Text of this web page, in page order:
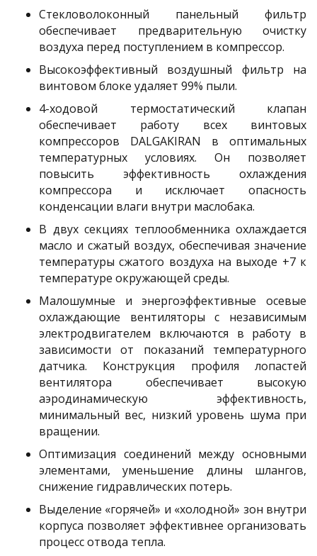
Стекловолоконный панельный фильтр
обеспечивает предварительную очистку
воздуха перед поступлением в компрессор.
Высокоэффективный воздушный фильтр на
винтовом блоке удаляет 99% пыли.
4-ходовой термостатический клапан
обеспечивает работу всех винтовых
компрессоров DALGAKIRAN в оптимальных
температурных условиях. Он позволяет
повысить эффективность охлаждения
компрессора и исключает опасность
конденсации влаги внутри маслобака.
В двух секциях теплообменника охлаждается
масло и сжатый воздух, обеспечивая значение
температуры сжатого воздуха на выходе +7 к
температуре окружающей среды.
Малошумные и энергоэффективные осевые
охлаждающие вентиляторы с независимым
электродвигателем включаются в работу в
зависимости от показаний температурного
датчика. Конструкция профиля лопастей
вентилятора обеспечивает высокую
аэродинамическую эффективность,
минимальный вес, низкий уровень шума при
вращении.
Оптимизация соединений между основными
элементами, уменьшение длины шлангов,
снижение гидравлических потерь.
Выделение «горячей» и «холодной» зон внутри
корпуса позволяет эффективнее организовать
процесс отвода тепла.